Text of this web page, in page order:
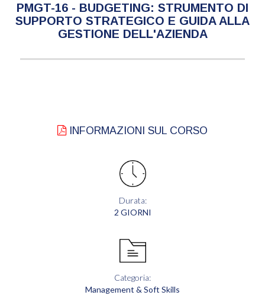
PMGT-16 - BUDGETING: STRUMENTO DI
SUPPORTO STRATEGICO E GUIDA ALLA
GESTIONE DELL'AZIENDA
INFORMAZIONI SUL CORSO
Durata:
2 GIORNI
Categoria:
Management & Soft Skills